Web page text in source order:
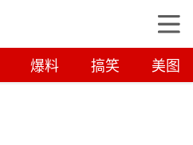
爆料 搞笑 美图